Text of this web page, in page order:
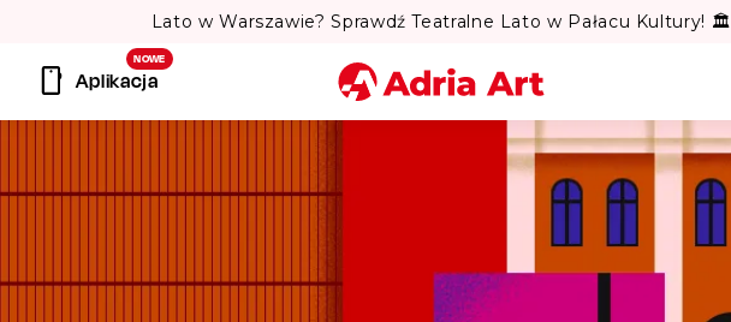
Lato w Warszawie? Sprawdź Teatralne Lato w Pałacu Kultury! 🏛️
NOWE
Aplikacja
Miasto
Szukaj